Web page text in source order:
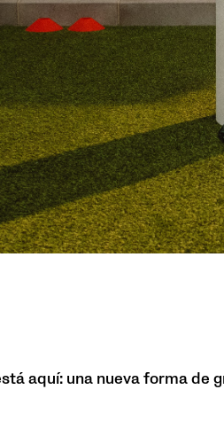
aquí: una nueva forma